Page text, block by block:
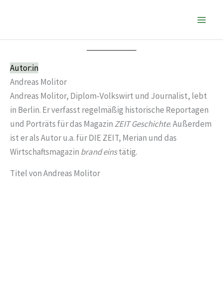
Autor:in
Andreas Molitor
Andreas Molitor, Diplom-Volkswirt und Journalist, lebt
in Berlin. Er verfasst regelmäßig historische Reportagen
und Porträts für das Magazin ZEIT Geschichte. Außerdem
ist er als Autor u.a. für DIE ZEIT, Merian und das
Wirtschaftsmagazin brand einstätig.
Titel von Andreas Molitor